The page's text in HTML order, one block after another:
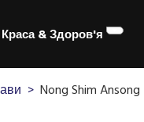
Краса & Здоров'я
Nong Shim